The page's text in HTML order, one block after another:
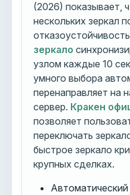
(2026) показывает,
нескольких зеркал
зеркало
узлом каждые 10
умного выбора
перенаправляет на
сервер. Кракен
позволяет
переключать
быстрое зеркало
крупных сделках.